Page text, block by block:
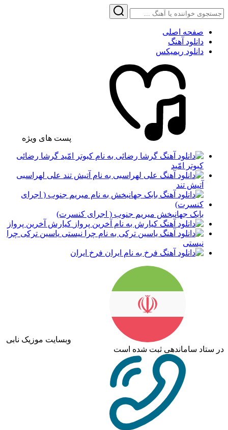
صفحه اصلی
دانلود آهنگ
دانلود ریمیکس
پست های ویژه
گرشا رضائی
کبوتر امّید
علی لهراسبی
آتیش تند
بابک جهانبخش میریم جنوب ( اجرای کنسرت)
کیارش آخرین پرواز
یاسین ترکی چرا
نیستی
فرخ ایران
وبسایت موزیک نابی
در ستاد ساماندهی ثبت شده است